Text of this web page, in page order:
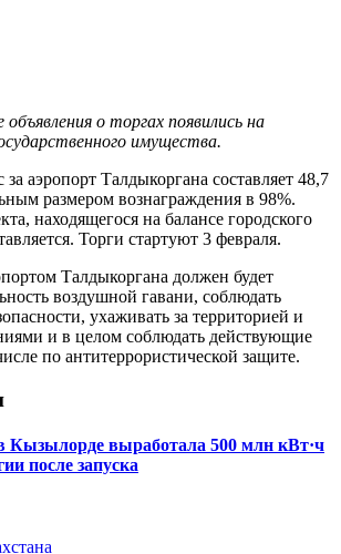
о торгах появились на
имущества.
аэропорт Талдыкоргана составляет 48,7
размером вознаграждения в 98%.
находящегося на балансе городского
Торги стартуют 3 февраля.
Талдыкоргана должен будет
воздушной гавани, соблюдать
ухаживать за территорией и
и в целом соблюдать действующие
по антитеррористической защите.
выработала 500 млн кВт·ч
после запуска